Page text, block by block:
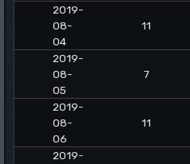
2019-
08-
04
11
2019-
08-
05
7
2019-
08-
06
11
2019-